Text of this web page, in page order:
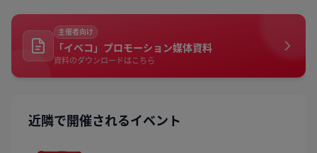
主催者向け
「イベコ」プロモーション媒体資料
資料のダウンロードはこちら
近隣で開催されるイベント